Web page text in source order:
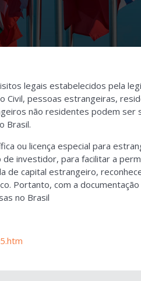
legais estabelecidos pela
Civil, pessoas estrangeiras,
não residentes podem ser
Brasil.
ou licença especial para
investidor, para facilitar a
de capital estrangeiro,
Portanto, com a
no Brasil